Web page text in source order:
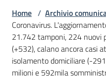
Comunicati
stampa
Cerca
un
comunicato
Home / Archivio
Coronavirus.
21.742 tamponi, 224 nuovi
(+532), calano ancora casi
isolamento domiciliare (-
milioni e 592mila